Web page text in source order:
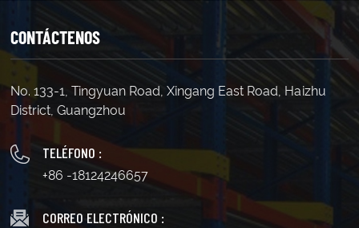
CONTÁCTENOS
No. 133-1, Tingyuan Road, Xingang East Road, Haizhu
District, Guangzhou
TELÉFONO :
+86 -18124246657
CORREO ELECTRÓNICO :